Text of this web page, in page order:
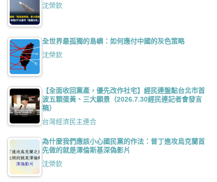
沈榮欽
全世界最孤獨的島嶼：如何應付中國的灰色策略
沈榮欽
【全面收回黨產，優先改作社宅】經民連盤點台北市首
波五顆蛋黃、三大願景（2026.7.30經民連記者會發言
稿）
台灣經濟民主連合
為什麼我們應該小心國民黨的作法：普丁進攻烏克蘭首
先做的就是澤倫斯基深偽影片
沈榮欽